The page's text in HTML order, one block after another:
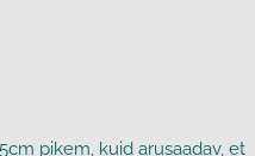
pikem, kuid arusaadav, et